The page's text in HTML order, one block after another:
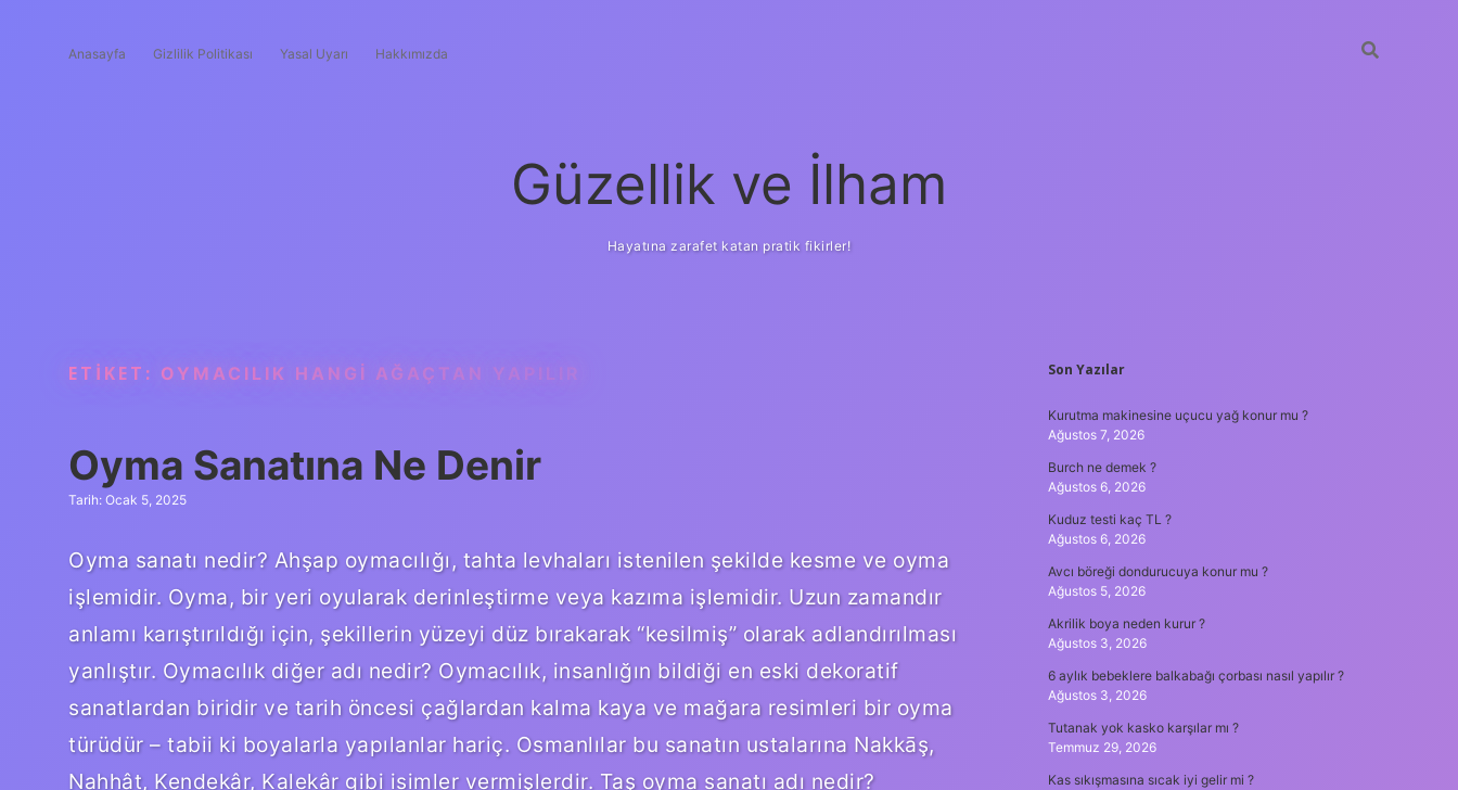
Anasayfa Gizlilik Politikası Yasal Uyarı Hakkımızda
Güzellik ve İlham
Hayatına zarafet katan pratik fikirler!
ETIKET: OYMACILIK HANGI AĞAÇTAN YAPILIR
Oyma Sanatına Ne Denir
Tarih: Ocak 5, 2025
Oyma sanatı nedir? Ahşap oymacılığı, tahta levhaları istenilen şekilde kesme ve oyma
işlemidir. Oyma, bir yeri oyularak derinleştirme veya kazıma işlemidir. Uzun zamandır
anlamı karıştırıldığı için, şekillerin yüzeyi düz bırakarak “kesilmiş” olarak adlandırılması
yanlıştır. Oymacılık diğer adı nedir? Oymacılık, insanlığın bildiği en eski dekoratif
sanatlardan biridir ve tarih öncesi çağlardan kalma kaya ve mağara resimleri bir oyma
türüdür – tabii ki boyalarla yapılanlar hariç. Osmanlılar bu sanatın ustalarına Nakkāş,
Nahhât, Kendekâr, Kalekâr gibi isimler vermişlerdir. Taş oyma sanatı adı nedir?
SIDEBAR
Son Yazılar
Kurutma makinesine uçucu yağ konur mu ?
Ağustos 7, 2026
Burch ne demek ?
Ağustos 6, 2026
Kuduz testi kaç TL ?
Ağustos 6, 2026
Avcı böreği dondurucuya konur mu ?
Ağustos 5, 2026
Akrilik boya neden kurur ?
Ağustos 3, 2026
6 aylık bebeklere balkabağı çorbası nasıl yapılır ?
Ağustos 3, 2026
Tutanak yok kasko karşılar mı ?
Temmuz 29, 2026
Kas sıkışmasına sıcak iyi gelir mi ?
güvenilir bahis siteleriilbet giriş adresi